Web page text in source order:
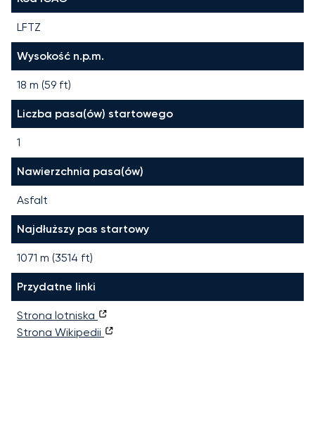
LFTZ
Wysokość n.p.m.
18 m (59 ft)
Liczba pasa(ów) startowego
1
Nawierzchnia pasa(ów)
Asfalt
Najdłuższy pas startowy
1071 m (3514 ft)
Przydatne linki
Strona lotniska
Strona Wikipedii